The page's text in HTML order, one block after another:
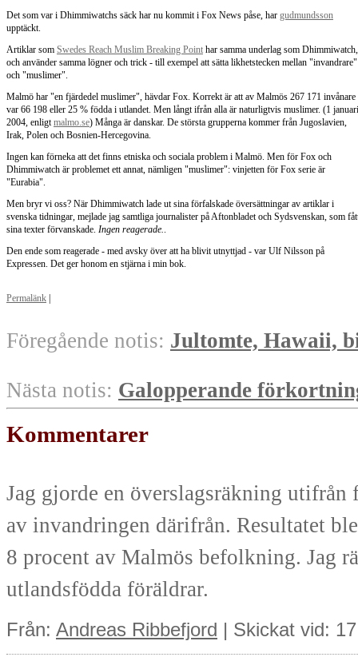
Det som var i Dhimmiwatchs säck har nu kommit i Fox News påse, har gudmundsson
upptäckt.
Artiklar som Swedes Reach Muslim Breaking Point har samma underlag som Dhimmiwatch,
och använder samma lögner och trick - till exempel att sätta likhetstecken mellan "invandrare"
och "muslimer".
Malmö har "en fjärdedel muslimer", hävdar Fox. Korrekt är att av Malmös 267 171 invånare
var 66 198 eller 25 % födda i utlandet. Men långt ifrån alla är naturligtvis muslimer. (1 januari
2004, enligtmalmo.se) Många är danskar. De största grupperna kommer från Jugoslavien,
Irak, Polen och Bosnien-Hercegovina.
Ingen kan förneka att det finns etniska och sociala problem i Malmö. Men för Fox och
Dhimmiwatch är problemet ett annat, nämligen "muslimer": vinjetten för Fox serie är
"Eurabia".
Men bryr vi oss? När Dhimmiwatch lade ut sina förfalskade översättningar av artiklar i
svenska tidningar, mejlade jag samtliga journalister på Aftonbladet och Sydsvenskan, som
sina texter förvanskade. Ingen reagerade..
Den ende som reagerade - med avsky över att ha blivit utnyttjad - var Ulf Nilsson på
Expressen. Det ger honom en stjärna i min bok.
Permalänk
Föregående notis: Jultomte, Hawaii,
Nästa notis: Galopperande
Kommentarer
Jag gjorde en överslagsräkning
av invandringen därifrån. Resultatet
8 procent av Malmös befolkning. Jag
utlandsfödda föräldrar.
Från: Andreas Ribbefjord | Skickat vid: